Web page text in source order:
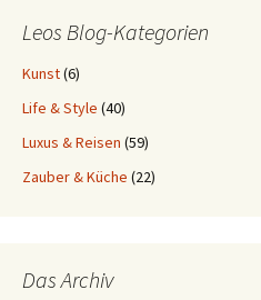
Leos Blog-Kategorien
Kunst(6)
Life & Style (40)
Luxus & Reisen (59)
Zauber & Küche (22)
Das Archiv